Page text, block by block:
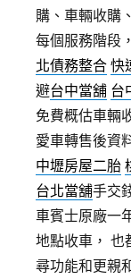
購、車輛收購
每個服務階段，
北債務整合 快
避台中當舖 台
免費概估車輛
愛車轉售後資
中壢房屋二胎
台北當舖手交
車賓士原廠一
地點收車， 也
尋功能和更親